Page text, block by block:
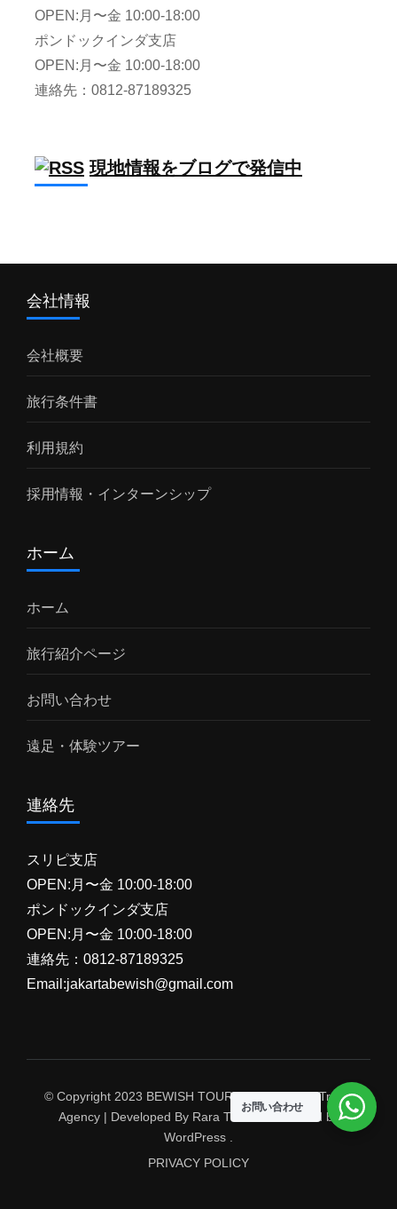
OPEN:月〜金 10:00-18:00
ポンドックインダ支店
OPEN:月〜金 10:00-18:00
連絡先：0812-87189325
現地情報をブログで発信中
会社情報
会社概要
旅行条件書
利用規約
採用情報・インターンシップ
ホーム
ホーム
旅行紹介ページ
お問い合わせ
遠足・体験ツアー
連絡先
スリピ支店
OPEN:月〜金 10:00-18:00
ポンドックインダ支店
OPEN:月〜金 10:00-18:00
連絡先：0812-87189325
Email:jakartabewish@gmail.com
© Copyright 2023 BEWISH TOUR. Travel AgencyTravel
Agency | Developed By Rara Themes
Powered by
WordPress .
PRIVACY POLICY
お問い合わせ